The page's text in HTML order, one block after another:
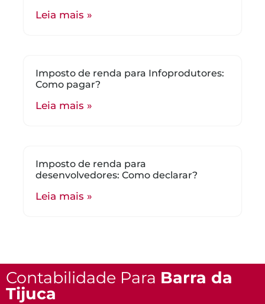
Leia mais »
Imposto de renda para Infoprodutores:
Como pagar?
Leia mais »
Imposto de renda para
desenvolvedores: Como declarar?
Leia mais »
Contabilidade Para Barra da
Tijuca